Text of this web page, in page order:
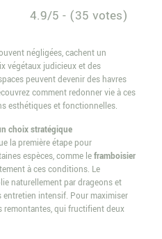
4.9/5 - (35 votes)
négligées, cachent un
végétaux judicieux et des
peuvent devenir des havres
comment redonner vie à ces
esthétiques et fonctionnelles.
choix stratégique
la première étape pour
espèces, comme leframboisier
à ces conditions. Le
naturellement par drageons et
intensif. Pour maximiser
remontantes, qui fructifient deux